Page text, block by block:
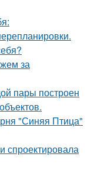
за
пары построен
"Синяя Птица"
спроектировала